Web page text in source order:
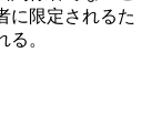
に限定されるた
。